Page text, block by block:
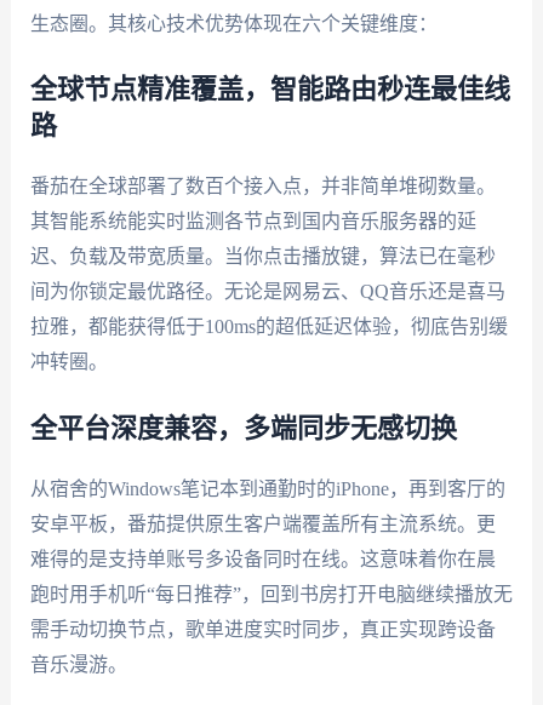
生态圈。其核心技术优势体现在六个关键维度：
全球节点精准覆盖，智能路由秒连最佳线
路
番茄在全球部署了数百个接入点，并非简单堆砌数量。
其智能系统能实时监测各节点到国内音乐服务器的延
迟、负载及带宽质量。当你点击播放键，算法已在毫秒
间为你锁定最优路径。无论是网易云、QQ音乐还是喜马
拉雅，都能获得低于100ms的超低延迟体验，彻底告别缓
冲转圈。
全平台深度兼容，多端同步无感切换
从宿舍的Windows笔记本到通勤时的iPhone，再到客厅的
安卓平板，番茄提供原生客户端覆盖所有主流系统。更
难得的是支持单账号多设备同时在线。这意味着你在晨
跑时用手机听“每日推荐”，回到书房打开电脑继续播放无
需手动切换节点，歌单进度实时同步，真正实现跨设备
音乐漫游。